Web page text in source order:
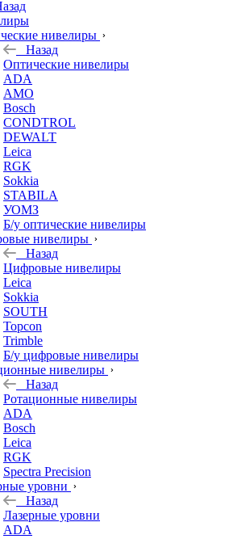
нивелиры
Назад
Оптические нивелиры
ADA
AMO
Bosch
CONDTROL
DEWALT
Leica
RGK
Sokkia
STABILA
УОМЗ
Б/у оптические нивелиры
нивелиры
Назад
Цифровые нивелиры
Leica
Sokkia
SOUTH
Topcon
Trimble
Б/у цифровые нивелиры
нивелиры
Назад
Ротационные нивелиры
ADA
Bosch
Leica
RGK
Spectra Precision
уровни
Назад
Лазерные уровни
ADA